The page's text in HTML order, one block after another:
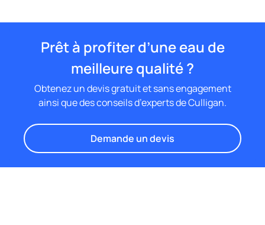
Prêt à profiter d’une eau de
meilleure qualité ?
Obtenez un devis gratuit et sans engagement
ainsi que des conseils d’experts de Culligan.
Demande un devis